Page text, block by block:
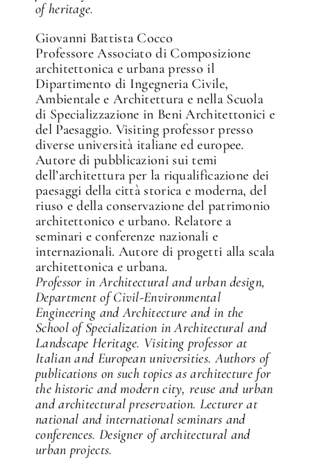
of heritage.
Giovanni Battista Cocco
Professore Associato di Composizione
architettonica e urbana presso il
Dipartimento di Ingegneria Civile,
Ambientale e Architettura e nella Scuola
di Specializzazione in Beni Architettonici e
del Paesaggio. Visiting professor presso
diverse università italiane ed europee.
Autore di pubblicazioni sui temi
dell’architettura per la riqualificazione dei
paesaggi della città storica e moderna, del
riuso e della conservazione del patrimonio
architettonico e urbano. Relatore a
seminari e conferenze nazionali e
internazionali. Autore di progetti alla scala
architettonica e urbana.
Professor in Architectural and urban design,
Department of Civil-Environmental
Engineering and Architecture and in the
School of Specialization in Architectural and
Landscape Heritage. Visiting professor at
Italian and European universities. Authors of
publications on such topics as architecture for
the historic and modern city, reuse and urban
and architectural preservation. Lecturer at
national and international seminars and
conferences. Designer of architectural and
urban projects.